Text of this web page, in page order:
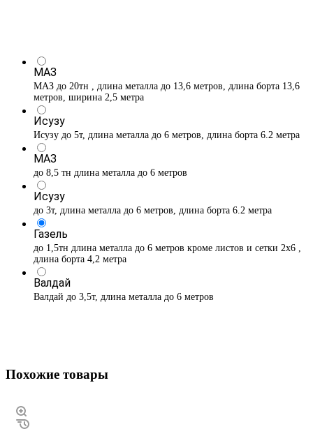
МАЗ
МАЗ до 20тн , длина металла до 13,6 метров, длина борта 13,6
метров, ширина 2,5 метра
Исузу
Исузу до 5т, длина металла до 6 метров, длина борта 6.2 метра
МАЗ
до 8,5 тн длина металла до 6 метров
Исузу
до 3т, длина металла до 6 метров, длина борта 6.2 метра
Газель
до 1,5тн длина металла до 6 метров кроме листов и сетки 2х6 ,
длина борта 4,2 метра
Валдай
Валдай до 3,5т, длина металла до 6 метров
Похожие товары